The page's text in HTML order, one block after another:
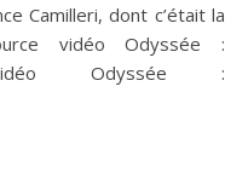
Camilleri, dont c’était la
vidéo Odyssée :
vidéo Odyssée :